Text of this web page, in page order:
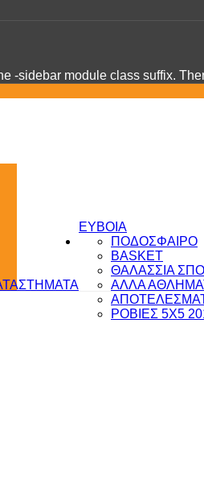
-sidebar module class suffix.
ΕΥΒΟΙΑ
ΠΟΔΟΣΦΑΙΡΟ
BASKET
ΘΑΛΑΣΣΙΑ
ΑΛΛΑ
ΡΟΒΙΕΣ 5Χ5